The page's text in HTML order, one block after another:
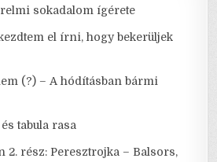
sokadalom ígérete
el írni, hogy bekerüljek
(?) – A hódításban bármi
tabula rasa
2. rész: Peresztrojka – Balsors,